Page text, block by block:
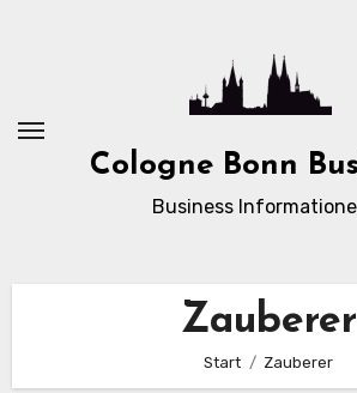
Cologne Bonn
Business
Zauberer
Start Zauberer